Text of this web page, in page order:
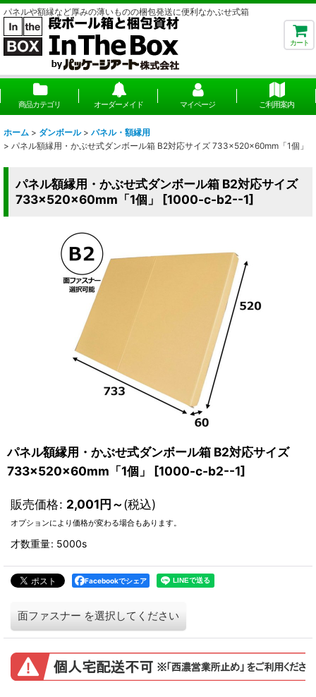
パネルや額縁など厚みの薄いものの梱包発送に便利なかぶせ式箱
カート
商品カテゴリ オーダーメイド マイページ ご利用案内
ホーム > ダンボール > パネル・額縁用
> パネル額縁用・かぶせ式ダンボール箱 B2対応サイズ 733×520×60mm「1個」
パネル額縁用・かぶせ式ダンボール箱 B2対応サイズ
733×520×60mm「1個」
[1000-c-b2--1]
パネル額縁用・かぶせ式ダンボール箱 B2対応サイズ
733×520×60mm「1個」
[1000-c-b2--1]
販売価格: 2,001円～(税込)
オプションにより価格が変わる場合もあります。
才数重量: 5000s
Facebookでシェア
面ファスナー を選択してください